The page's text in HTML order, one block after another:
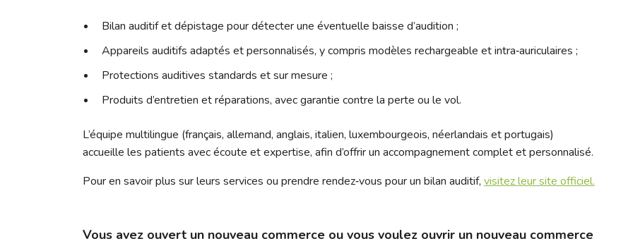
Bilan auditif et dépistage pour détecter une éventuelle baisse d’audition ;
Appareils auditifs adaptés et personnalisés, y compris modèles rechargeable et intra‑auriculaires ;
Protections auditives standards et sur mesure ;
Produits d’entretien et réparations, avec garantie contre la perte ou le vol.
L’équipe multilingue (français, allemand, anglais, italien, luxembourgeois, néerlandais et portugais)
accueille les patients avec écoute et expertise, afin d’offrir un accompagnement complet et personnalisé.
Pour en savoir plus sur leurs services ou prendre rendez‑vous pour un bilan auditif, visitez leur site officiel.
Vous avez ouvert un nouveau commerce ou vous voulez ouvrir un nouveau commerce